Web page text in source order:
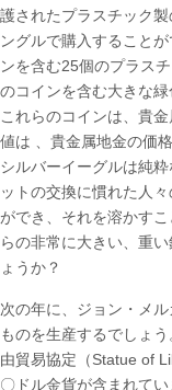
護されたプラスチック
ングルで購入すること
ンを含む25個のプラス
のコインを含む大きな
これらのコインは、貴
値は 、貴金属地金の価
シルバーイーグルは純
ットの交換に慣れた人
ができ、それを溶かす
らの非常に大きい、重
ょうか？
次の年に、ジョン・メ
ものを生産するでしょ
由貿易協定（Statue of
〇ドル金貨が含まれて